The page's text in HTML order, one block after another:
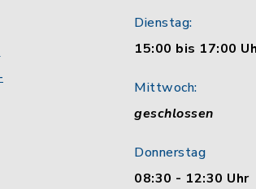
Dienstag:
15:00 bis 17:00
Mittwoch:
geschlossen
Donnerstag
08:30 - 12:30 Uhr